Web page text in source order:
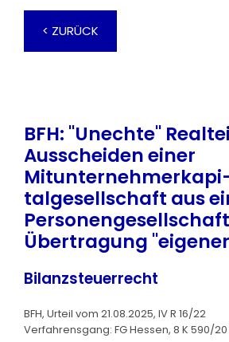
< ZURÜCK
BFH: "Unechte"
Ausscheiden einer
talgesellschaft aus
Übertragung
Bilanzsteuerrecht
BFH, Urteil vom 21.08.2025, IV R 16/22
Verfahrensgang: FG Hessen, 8 K 590/